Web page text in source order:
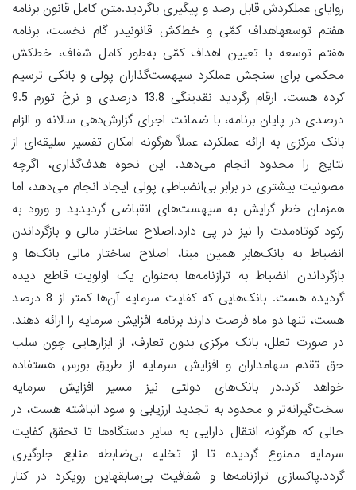
زوایای عملکردش قابل رصد و پیگیری باگردید.متن کامل قانون برنامه
هفتم توسعهاهداف کمّی و خط‌کش قانونیدر گام نخست، برنامه
هفتم توسعه با تعیین اهداف کمّی به‌طور کامل شفاف، خط‌کش
محکمی برای سنجش عملکرد سیهست‌گذاران پولی و بانکی ترسیم
کرده هست. ارقام رگردید نقدینگی 13.8 درصدی و نرخ تورم 9.5
درصدی در پایان برنامه، با ضمانت اجرای گزارش‌دهی سالانه و الزام
بانک مرکزی به ارائه عملکرد، عملاً هرگونه امکان تفسیر سلیقه‌ای از
نتایج را محدود انجام می‌دهد. این نحوه هدف‌گذاری، اگرچه
مصونیت بیشتری در برابر بی‌انضباطی پولی ایجاد انجام می‌دهد، اما
همزمان خطر گرایش به سیهست‌های انقباضی گردیدید و ورود به
رکود کوتاه‌مدت را نیز در پی دارد.اصلاح ساختار مالی و بازگرداندن
انضباط به بانک‌هابر همین مبنا، اصلاح ساختار مالی بانک‌ها و
بازگرداندن انضباط به ترازنامه‌ها به‌عنوان یک اولویت قاطع دیده
گردیده هست. بانک‌هایی که کفایت سرمایه آن‌ها کمتر از 8 درصد
هست، تنها دو ماه فرصت دارند برنامه افزایش سرمایه را ارائه دهند.
در صورت تعلل، بانک مرکزی بدون تعارف، از ابزارهایی چون سلب
حق تقدم سهامداران و افزایش سرمایه از طریق بورس هستفاده
خواهد کرد.در بانک‌های دولتی نیز مسیر افزایش سرمایه
سخت‌گیرانه‌تر و محدود به تجدید ارزیابی و سود انباشته هست، در
حالی که هرگونه انتقال دارایی به سایر دستگاه‌ها تا تحقق کفایت
سرمایه ممنوع گردیده تا از تخلیه بی‌ضابطه منابع جلوگیری
گردد.پاکسازی ترازنامه‌ها و شفافیت بی‌سابقهاین رویکرد در کنار